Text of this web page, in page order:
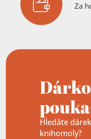
Za
Hledáte
knihomoly?